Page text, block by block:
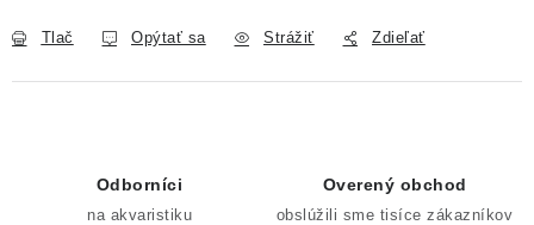
Tlač Opýtať sa Strážiť Zdieľať
Odborníci
na akvaristiku
Overený obchod
obslúžili sme tisíce zákazníkov